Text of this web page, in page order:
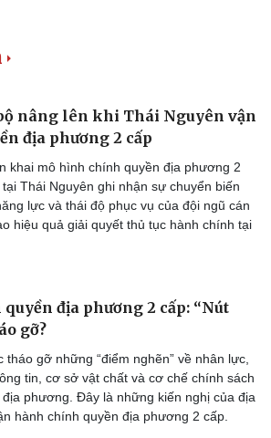
nâng lên khi Thái Nguyên vận
địa phương 2 cấp
khai mô hình chính quyền địa phương 2
Thái Nguyên ghi nhận sự chuyển biến
lực và thái độ phục vụ của đội ngũ cán
hiệu quả giải quyết thủ tục hành chính tại
địa phương 2 cấp: “Nút
gỡ?
tháo gỡ những “điểm nghẽn” về nhân lực,
tin, cơ sở vật chất và cơ chế chính sách
phương. Đây là những kiến nghị của địa
hành chính quyền địa phương 2 cấp.